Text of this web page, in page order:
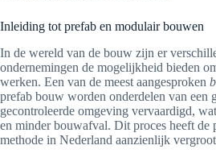
Inleiding tot prefab en modulair bouwen
In de wereld van de bouw zijn er
ondernemingen de mogelijkheid bieden
werken. Een van de meest aangesproken
prefab bouw worden onderdelen van een
gecontroleerde omgeving vervaardigd,
en minder bouwafval. Dit proces heeft de
methode in Nederland aanzienlijk